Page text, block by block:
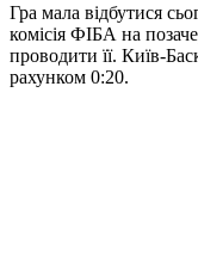
Гра мала відбутися
комісія ФІБА на
проводити її. Київ-
рахунком 0:20.